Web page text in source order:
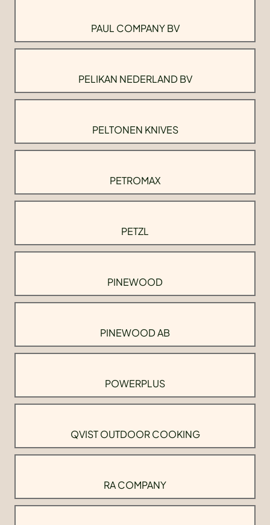
PAUL COMPANY BV
PELIKAN NEDERLAND BV
PELTONEN KNIVES
PETROMAX
PETZL
PINEWOOD
PINEWOOD AB
POWERPLUS
QVIST OUTDOOR COOKING
RA COMPANY